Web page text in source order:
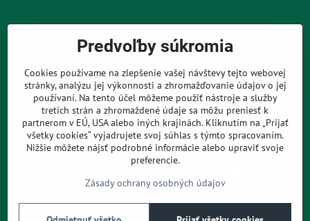
O NÁKUPE
PRE ZÁKAZNÍKOV
©2026Copyright
Predvoľby súkromia
Cookies používame na zlepšenie vašej návštevy tejto webovej
stránky, analýzu jej výkonnosti a zhromažďovanie údajov o jej
používaní. Na tento účel môžeme použiť nástroje a služby
tretích strán a zhromaždené údaje sa môžu preniesť k
partnerom v EÚ, USA alebo iných krajinách. Kliknutím na „Prijať
všetky cookies“ vyjadrujete svoj súhlas s týmto spracovaním.
Nižšie môžete nájsť podrobné informácie alebo upraviť svoje
preferencie.
Zásady ochrany osobných údajov